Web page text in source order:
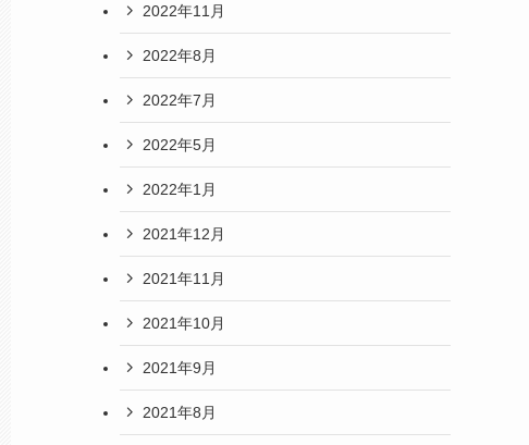
2022年11月
2022年8月
2022年7月
2022年5月
2022年1月
2021年12月
2021年11月
2021年10月
2021年9月
2021年8月